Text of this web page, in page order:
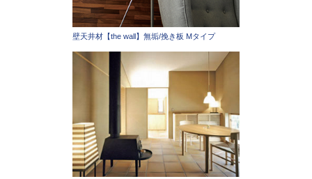
壁天井材【the wall】無垢/挽き板 Mタイプ